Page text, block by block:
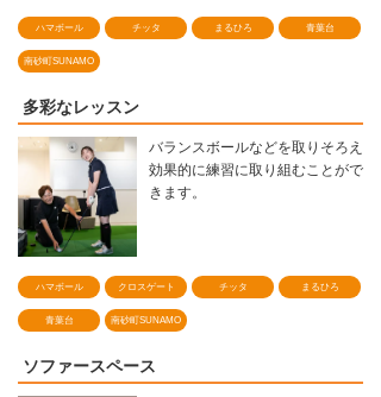
ハマボール チッタ まるひろ 青葉台
南砂町SUNAMO
多彩なレッスン
バランスボールなどを取りそろえ
効果的に練習に取り組むことがで
きます。
ハマボール クロスゲート チッタ まるひろ
青葉台 南砂町SUNAMO
ソファースペース